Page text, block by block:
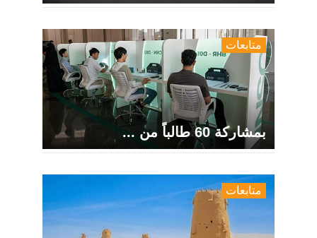
متابعات
بمشاركة 60 طالباً من ...
متابعات